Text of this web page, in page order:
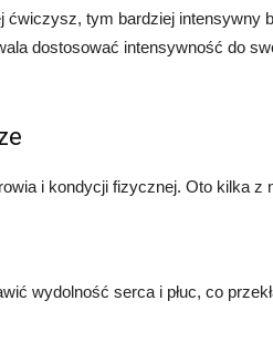
ćwiczysz, tym bardziej intensywny
dostosować intensywność do
i kondycji fizycznej. Oto kilka z
wydolność serca i płuc, co